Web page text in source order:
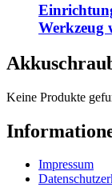
Werkzeug
Keine Produkte
Impressum